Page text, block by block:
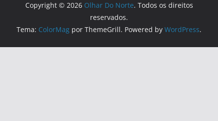
Copyright © 2026 Olhar Do Norte. Todos os direitos
reservados.
Tema: ColorMag por ThemeGrill. Powered by WordPress.